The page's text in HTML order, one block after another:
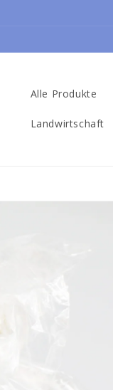
Alle Produkte
Landwirtschaft